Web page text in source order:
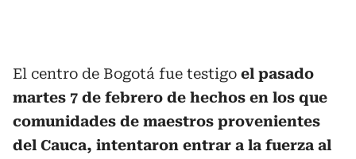
El centro de Bogotá fue testigo el pasado
martes 7 de febrero de hechos en los que
comunidades de maestros provenientes
del Cauca, intentaron entrar a la fuerza al